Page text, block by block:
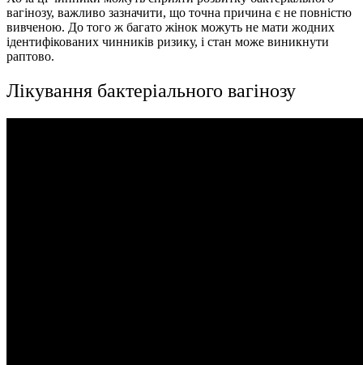
вагінозу, важливо зазначити, що точна причина є не повністю
вивченою. До того ж багато жінок можуть не мати жодних
ідентифікованих чинників ризику, і стан може виникнути
раптово.
Лікування бактеріального вагінозу